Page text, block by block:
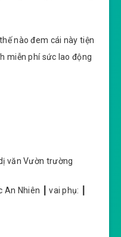
nào đem cái này tiện
miễn phí sức lao động
văn Vườn trường
Nhiên ┃ vai phụ: ┃